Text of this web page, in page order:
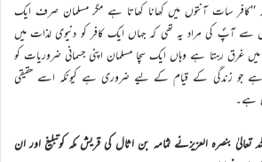
سات آنتوں میں کھانا کھاتا ہے مگر مسلمان صرف ایک
سے آپؐ کی مراد یہ تھی کہ جہاں ایک کافر کو دنیوی لذات میں
میں غرق رہتا ہے وہاں ایک سچا مسلمان اپنی جسمانی ضروریات کو
جو زندگی کے قیام کے لیے ضروری ہے کیونکہ اسے حقیقی
ہے۔
ایدہ اللہ تعالیٰ بنصرہ العزیزنے ثمامہ بن اثال کی قریش مکہ کوتبلیغ اور ان